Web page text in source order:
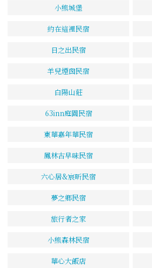
小熊城堡
約在這裡民宿
日之出民宿
羊兒煙囪民宿
白陽山莊
63inn庭園民宿
東華嘉年華民宿
鳳林古早味民宿
六心居&宸昕民宿
夢之鄉民宿
旅行者之家
小熊森林民宿
華心大飯店